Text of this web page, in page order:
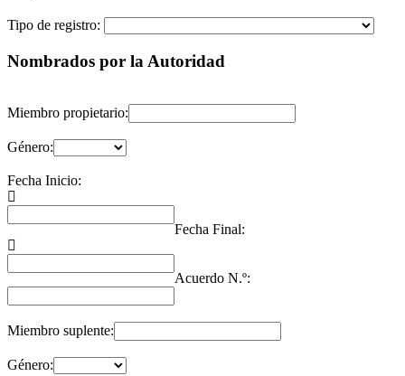
Tipo de registro:
Nombrados por la Autoridad
Miembro propietario:
Género:
Fecha Inicio:
Fecha Final:
Acuerdo N.º:
Miembro suplente:
Género: